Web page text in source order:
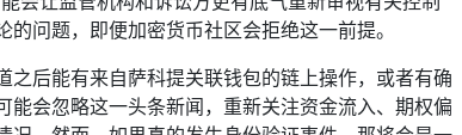
问题，即便加密货币社区会拒绝这一前提。
之后能有来自萨科提关联钱包的链上操作，或者有确
能会忽略这一头条新闻，重新关注资金流入、期权偏